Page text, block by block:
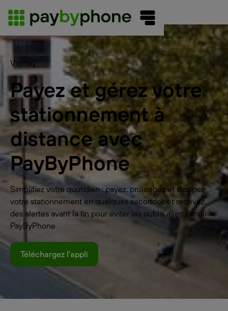
Viroflay
Payez et gérez votre
stationnement à
distance avec
PayByPhone
Simplifiez votre quotidien : payez, prolongez et stoppez
votre stationnement en quelques secondes et recevez
des alertes avant la fin pour éviter les oublis avec l'appli
PayByPhone
Téléchargez l'appli